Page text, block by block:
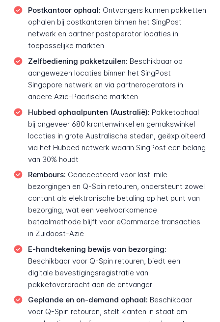
Postkantoor ophaal: Ontvangers kunnen pakketten
ophalen bij postkantoren binnen het SingPost
netwerk en partner postoperator locaties in
toepasselijke markten
Zelfbediening pakketzuilen: Beschikbaar op
aangewezen locaties binnen het SingPost
Singapore netwerk en via partneroperators in
andere Azië-Pacifische markten
Hubbed ophaalpunten (Australië): Pakketophaal
bij ongeveer 680 krantenwinkel en gemakswinkel
locaties in grote Australische steden, geëxploiteerd
via het Hubbed netwerk waarin SingPost een belang
van 30% houdt
Rembours: Geaccepteerd voor last-mile
bezorgingen en Q-Spin retouren, ondersteunt zowel
contant als elektronische betaling op het punt van
bezorging, wat een veelvoorkomende
betaalmethode blijft voor eCommerce transacties
in Zuidoost-Azië
E-handtekening bewijs van bezorging:
Beschikbaar voor Q-Spin retouren, biedt een
digitale bevestigingsregistratie van
pakketoverdracht aan de ontvanger
Geplande en on-demand ophaal: Beschikbaar
voor Q-Spin retouren, stelt klanten in staat om